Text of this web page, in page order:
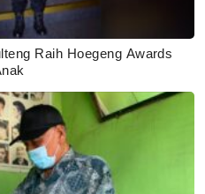
Raih Hoegeng Awards